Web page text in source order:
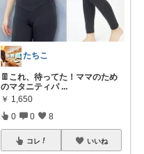
たちこ
👖これ、待ってた！ママのため
のマタニティパ ...
￥ 1,650
0 0 8
コレ いいね